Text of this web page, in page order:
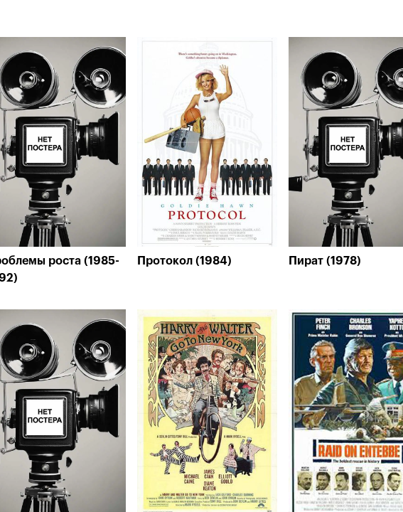
роста (1985-
Протокол (1984) Пират (1978)